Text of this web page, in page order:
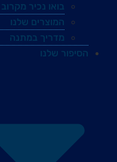
בואו נכיר מקרוב
המוצרים שלנו
מדריך במתנה
הסיפור שלנו